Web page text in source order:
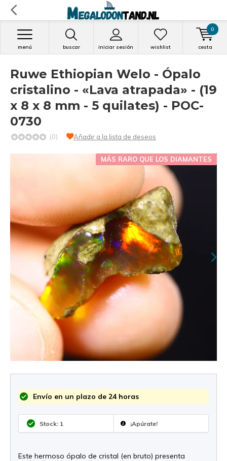
buscar iniciar sesión
menú wishlist cesta
0
Ruwe Ethiopian Welo - Ópalo
cristalino - «Lava atrapada» - (19
x 8 x 8 mm - 5 quilates) - POC-
0730
(0) Añadir a la lista de deseos
MÁS RARO QUE LOS DIAMANTES
Envío en un plazo de 24 horas
Stock: 1 ¡Apúrate!
Este hermoso ópalo de cristal (en bruto) presenta